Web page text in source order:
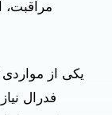
مراقبت،
یکی از
فدرال